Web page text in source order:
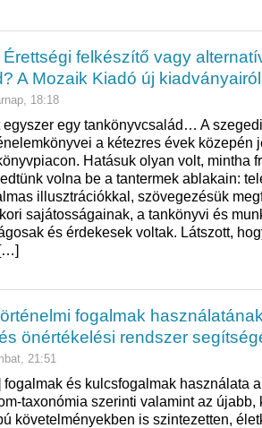
felkészítő vagy
A Mozaik Kiadó új kiadványairól
18:18
egyszer egy tankönyvcsalád… A
a kétezres évek közepén
Hatásuk olyan volt, mintha
volna be a tantermek ablakain:
illusztrációkkal, szövegezésük
sajátosságainak, a tankönyvi és
és érdekesek voltak. Látszott,
fogalmak
önértékelési rendszer
21:51
fogalmak és kulcsfogalmak használata
taxonómia szerinti valamint az újabb,
követelményekben is szintezetten,